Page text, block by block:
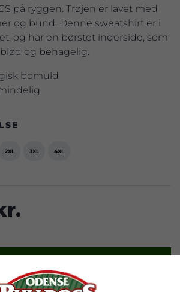
på ryggen. Trøjen er lavet med
og bund. Denne sweatshirt er i
og har en børstet inderside, som
og behagelig.
bomuld
2XL 3XL 4XL